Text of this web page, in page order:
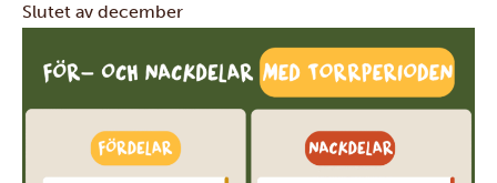
Slutet av december